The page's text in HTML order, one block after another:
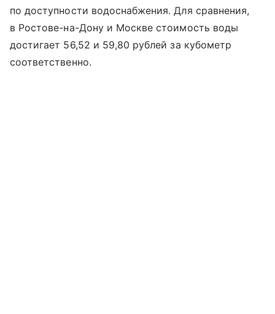
по доступности водоснабжения. Для сравнения,
в Ростове-на-Дону и Москве стоимость воды
достигает 56,52 и 59,80 рублей за кубометр
соответственно.